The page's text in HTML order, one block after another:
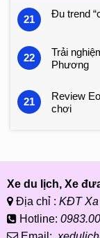
21 Đu trend
22
Trải
Phương
21
Review
chơi
Xe du lịch, Xe
Địa chỉ : KĐT Xa
Hotline: